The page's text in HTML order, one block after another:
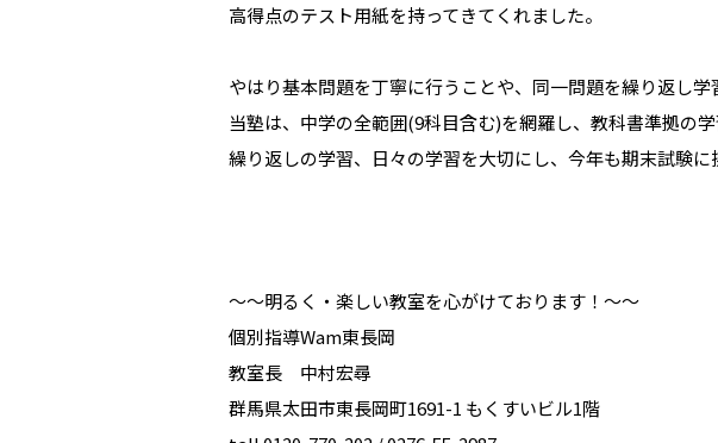
高得点のテスト用紙を持ってきてくれました。
やはり基本問題を丁寧に行うことや、同一問題を繰り返し
当塾は、中学の全範囲(9科目含む)を網羅し、教科書準拠の
繰り返しの学習、日々の学習を大切にし、今年も期末試験に
～～明るく・楽しい教室を心がけております！～～
個別指導Wam東長岡
教室長 中村宏尋
群馬県太田市東長岡町1691-1 もくすいビル1階